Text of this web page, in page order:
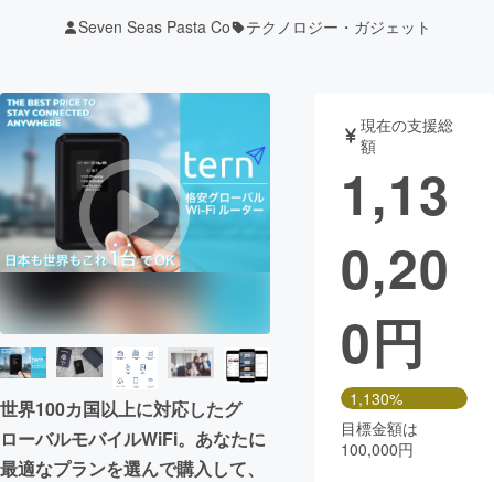
テクノロジー・ガジェット
映像・映画 書籍・雑誌
ビジネス・起業 チャレンジ
まちづくり・地域活性化
CAMPFIRE for Social Good
CAMPFIRE Creation
CAMPFIREふるさと納税
コミュニティ
Seven Seas Pasta Co テクノロジー・ガジェット
世界100カ国以上に対応したグ
ローバルモバイルWiFi。あなたに
最適なプランを選んで購入して、
現在の支援総
額
1,13
0,20
0円
1,130%
目標金額は
100,000円